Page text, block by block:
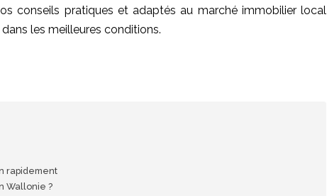
conseils pratiques et adaptés au marché immobilier local
les meilleures conditions.
rapidement
Wallonie ?